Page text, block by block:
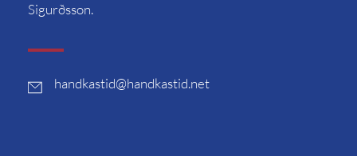
Sigurðsson.
handkastid@handkastid.net